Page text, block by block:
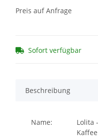
Preis auf Anfrage
Sofort verfügbar
Beschreibung
Name:
Lolita
Kaffee